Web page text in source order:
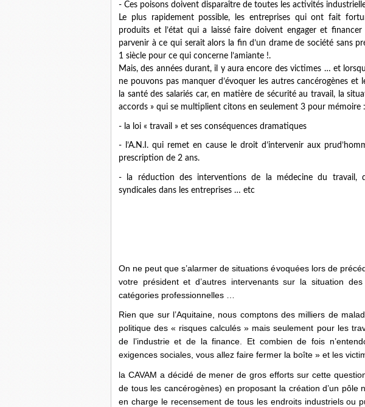
- Ces poisons doivent disparaître de toutes les activités
Le plus rapidement possible, les entreprises qui ont fait
produits et l’état qui a laissé faire doivent engager et
parvenir à ce qui serait alors la fin d’un drame de société sans
1 siècle pour ce qui concerne l’amiante !.
Mais, des années durant, il y aura encore des victimes … et
ne pouvons pas manquer d’évoquer les autres cancérogènes et
la santé des salariés car, en matière de sécurité au travail, la
accords » qui se multiplient citons en seulement 3 pour mémoire :
- la loi « travail » et ses conséquences dramatiques
- l’A.N.I. qui remet en cause le droit d’intervenir aux
prescription de 2 ans.
- la réduction des interventions de la médecine du travail,
syndicales dans les entreprises … etc
On ne peut que s’alarmer de situations évoquées lors de
votre président et d’autres intervenants sur la situation
catégories professionnelles …
Rien que sur l’Aquitaine, nous comptons des milliers de
politique des « risques calculés » mais seulement pour les
de l’industrie et de la finance. Et combien de fois
exigences sociales, vous allez faire fermer la boîte » et les
la CAVAM a décidé de mener de gros efforts sur cette
de tous les cancérogènes) en proposant la création d’un pôle
en charge le recensement de tous les endroits industriels ou